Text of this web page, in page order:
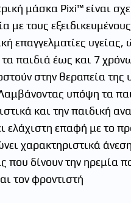
μάσκα Pixi™ είναι
με τους
επαγγελματίες υγείας,
παιδιά έως και 7
στην θεραπεία της
υπόψη τα
και την παιδική
ελάχιστη επαφή με το
χαρακτηριστικά
που δίνουν την ηρεμία
τον φροντιστή